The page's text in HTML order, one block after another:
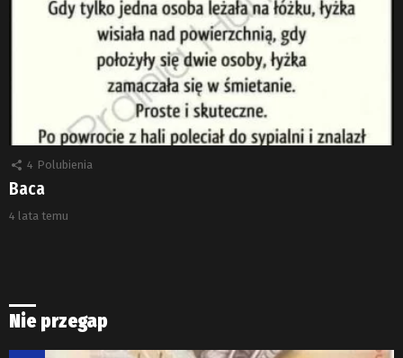
4 Polubienia
Baca
4 lata temu
Nie przegap